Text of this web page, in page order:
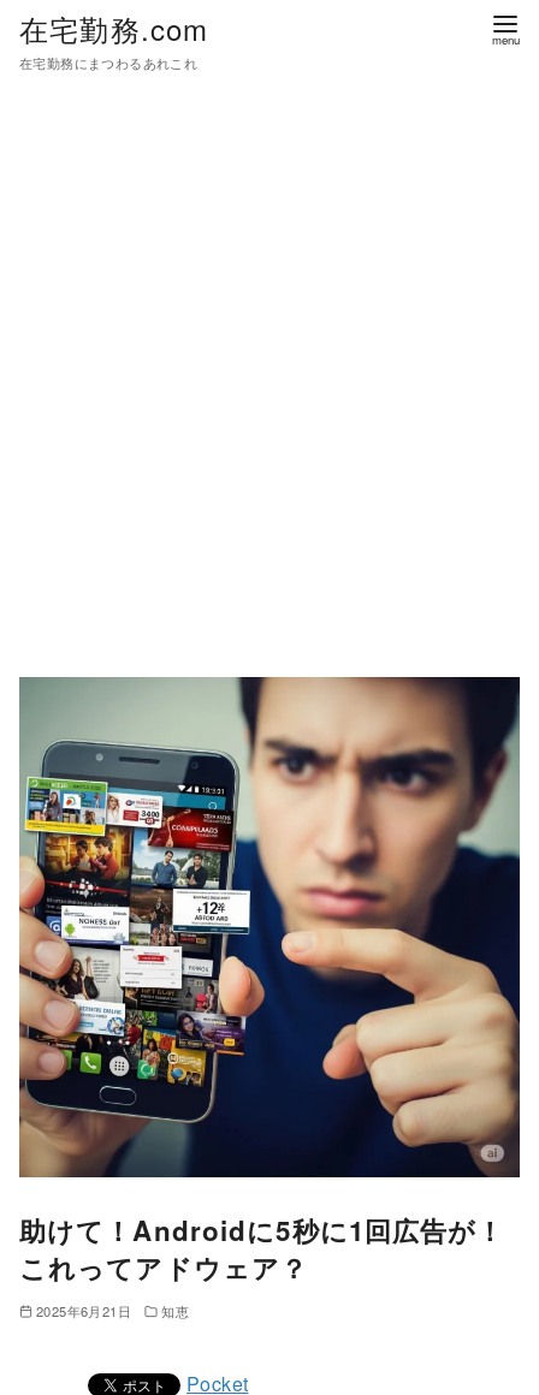
在宅勤務.com
在宅勤務にまつわるあれこれ
助けて！Androidに5秒に1回広告が！
これってアドウェア？
2025年6月21日 知恵
Pocket